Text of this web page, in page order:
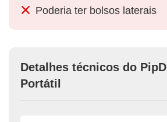
Poderia ter bolsos laterais
Detalhes técnicos do
Portátil